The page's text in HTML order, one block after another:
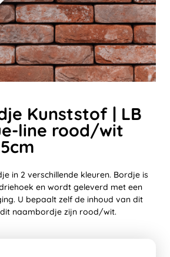
Kunststof | LB
line rood/wit
in 2 verschillende kleuren. Bordje is
en wordt geleverd met een
U bepaalt zelf de inhoud van dit
naambordje zijn rood/wit.